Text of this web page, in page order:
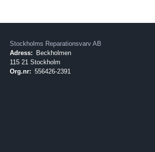
Stockholms Reparationsvarv AB
Adress:
Beckholmen
115 21 Stockholm
Org.nr: 556426-2391